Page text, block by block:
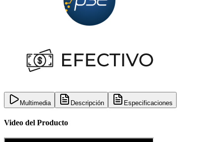
Multimedia Descripción Especificaciones
Video del Producto